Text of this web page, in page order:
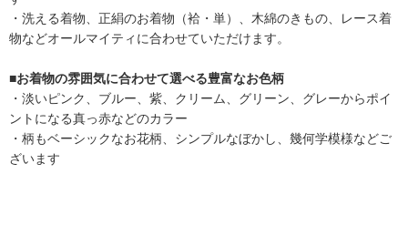
・洗える着物、正絹のお着物（袷・単）、木綿のきもの、レース着
物などオールマイティに合わせていただけます。
■お着物の雰囲気に合わせて選べる豊富なお色柄
・淡いピンク、ブルー、紫、クリーム、グリーン、グレーからポイ
ントになる真っ赤などのカラー
・柄もベーシックなお花柄、シンプルなぼかし、幾何学模様などご
ざいます